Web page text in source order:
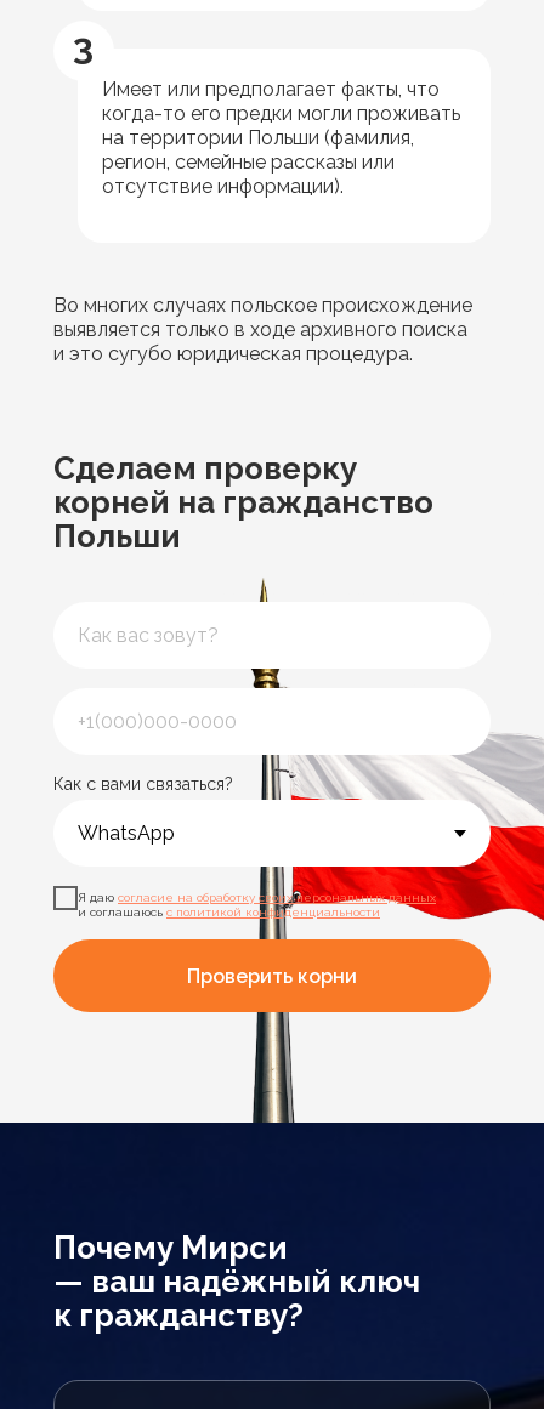
Имеет или предполагает факты, что
когда-то его предки могли проживать
на территории Польши (фамилия,
регион, семейные рассказы или
отсутствие информации).
3
Во многих случаях польское происхождение
выявляется только в ходе архивного поиска
и это сугубо юридическая процедура.
Сделаем проверку
корней на гражданство
Польши
Как с вами связаться?
Я даю согласие на обработку своих персональных данных
и соглашаюсь с политикой конфиденциальности
Проверить корни
Почему Мирси
— ваш надёжный ключ
к гражданству?